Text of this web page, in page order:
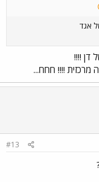
מרכזית !!!! חחח...
#13